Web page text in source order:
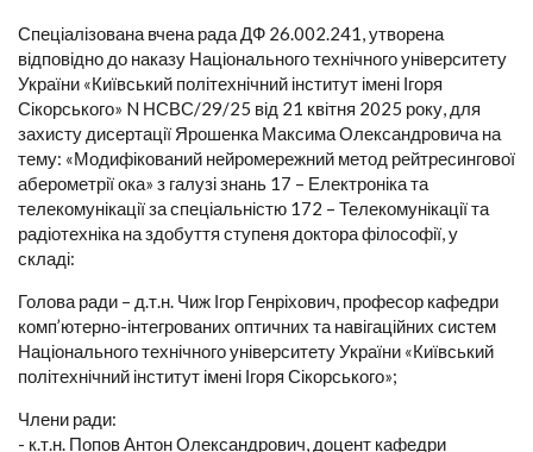
Спеціалізована вчена рада ДФ 26.002.241, утворена
відповідно до наказу Національного технічного університету
України «Київський політехнічний інститут імені Ігоря
Сікорського» N НСВС/29/25 від 21 квітня 2025 року, для
захисту дисертації Ярошенка Максима Олександровича на
тему: «Модифікований нейромережний метод рейтресингової
аберометрії ока» з галузі знань 17 – Електроніка та
телекомунікації за спеціальністю 172 – Телекомунікації та
радіотехніка на здобуття ступеня доктора філософії, у
складі:
Голова ради – д.т.н. Чиж Ігор Генріхович, професор кафедри
комп’ютерно-інтегрованих оптичних та навігаційних систем
Національного технічного університету України «Київський
політехнічний інститут імені Ігоря Сікорського»;
Члени ради:
- к.т.н. Попов Антон Олександрович, доцент кафедри